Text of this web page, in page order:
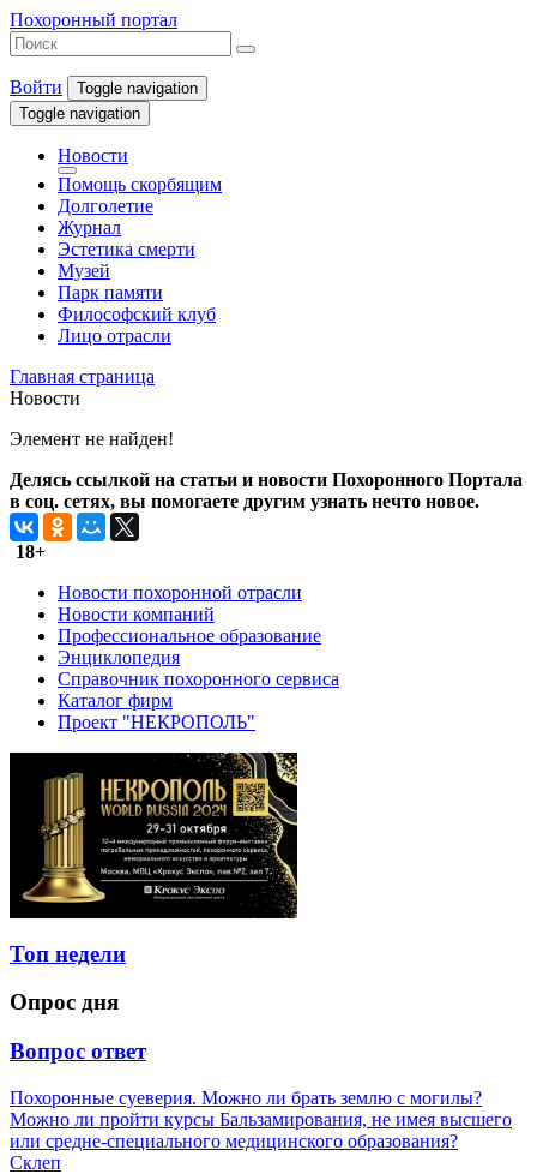
Похоронный портал
Войти
Toggle navigation
Toggle navigation
Новости
Помощь скорбящим
Долголетие
Журнал
Эстетика смерти
Музей
Парк памяти
Философский клуб
Лицо отрасли
Главная страница
Новости
Элемент не найден!
Делясь ссылкой на статьи и новости Похоронного Портала
в соц. сетях, вы помогаете другим узнать нечто новое.
18+
Новости похоронной отрасли
Новости компаний
Профессиональное образование
Энциклопедия
Справочник похоронного сервиса
Каталог фирм
Проект "НЕКРОПОЛЬ"
Топ недели
Опрос дня
Вопрос ответ
Похоронные суеверия. Можно ли брать землю с могилы?
Можно ли пройти курсы Бальзамирования, не имея высшего
или средне-специального медицинского образования?
Склеп